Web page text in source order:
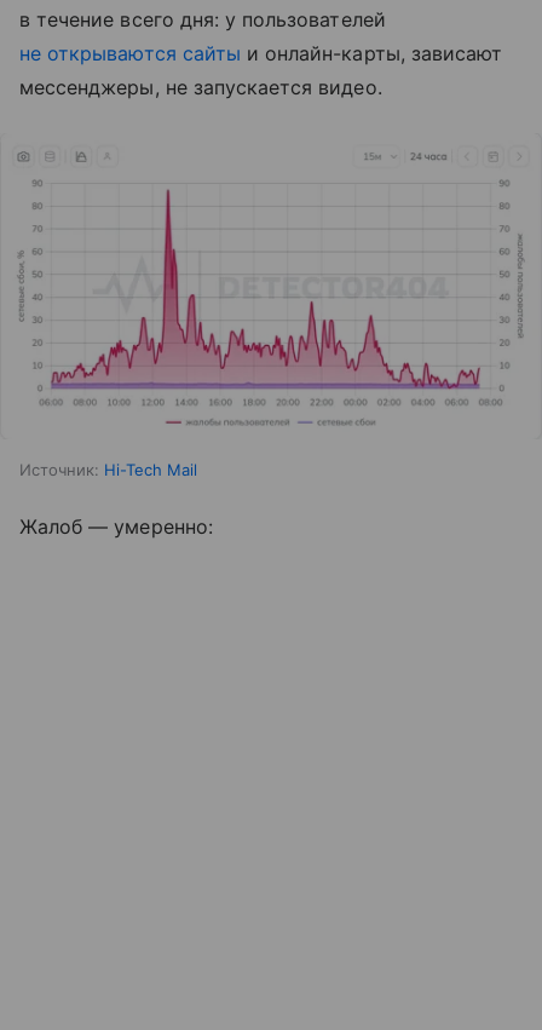
в течение всего дня: у пользователей
не открываются сайты и онлайн-карты, зависают
мессенджеры, не запускается видео.
Источник: Hi-Tech Mail
Жалоб — умеренно: